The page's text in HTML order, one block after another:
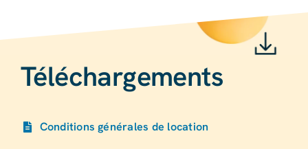
Téléchargements
Conditions générales de location